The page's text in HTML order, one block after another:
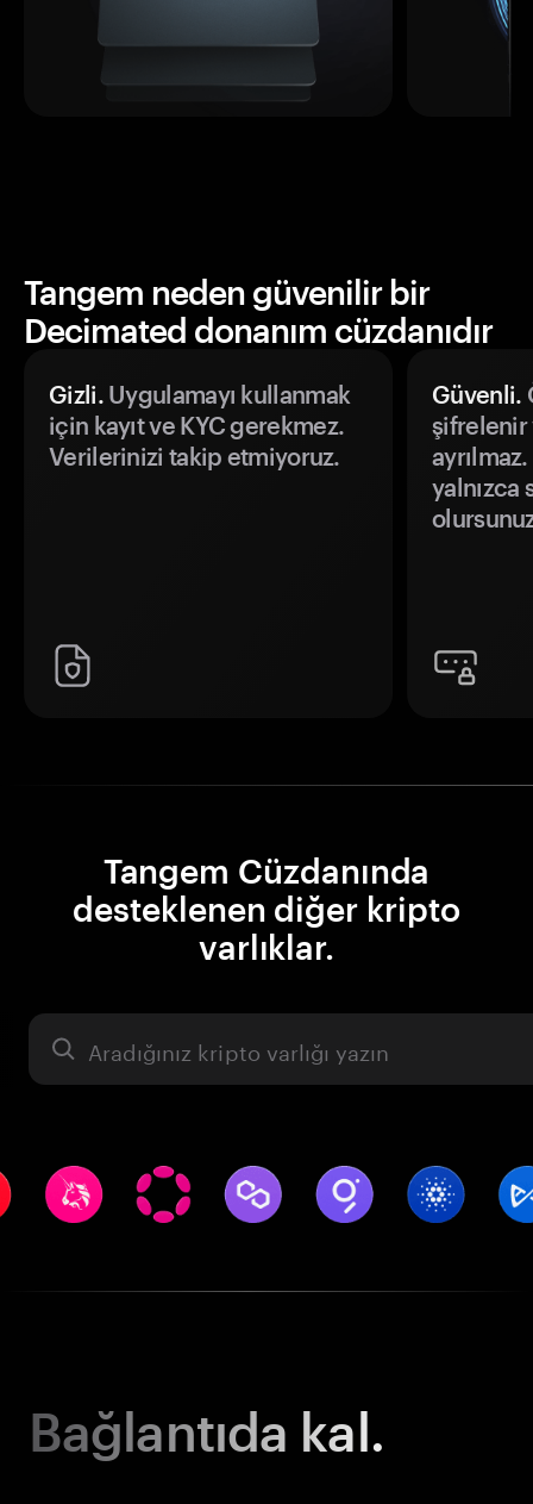
Tangem neden güvenilir bir
Decimated donanım cüzdanıdır
Gizli.Uygulamayı kullanmak
için kayıt ve KYC gerekmez.
Verilerinizi takip etmiyoruz.
Güvenli.
şifrelenir
yalnızca
Tangem Cüzdanında
desteklenen diğer kripto
varlıklar.
Varlık
Bağlantıda kal.